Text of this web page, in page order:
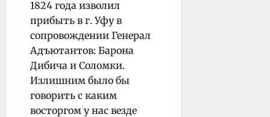
1824 года изволил
прибыть в г. Уфу в
сопровождении Генерал
Адъютантов: Барона
Дибича и Соломки.
Излишним было бы
говорить с каким
восторгом у нас везде